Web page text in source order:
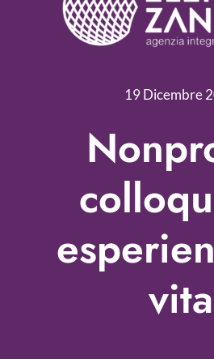
Servizi
Nonprofit Blog
Fundraising Academy
Multimedia
Come contattarci
19 Dicembre
vita